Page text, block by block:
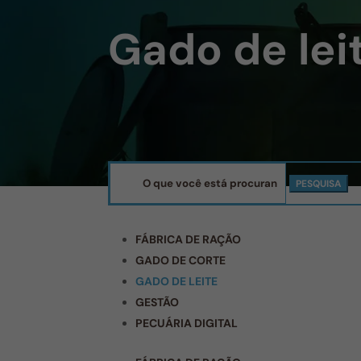
Gado de
FÁBRICA DE RAÇÃO
GADO DE CORTE
GADO DE LEITE
GESTÃO
PECUÁRIA DIGITAL